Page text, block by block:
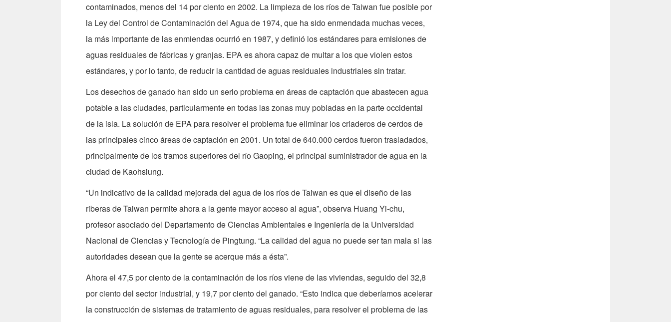
contaminados, menos del 14 por ciento en 2002. La limpieza de los ríos de Taiwan fue posible por
la Ley del Control de Contaminación del Agua de 1974, que ha sido enmendada muchas veces,
la más importante de las enmiendas ocurrió en 1987, y definió los estándares para emisiones de
aguas residuales de fábricas y granjas. EPA es ahora capaz de multar a los que violen estos
estándares, y por lo tanto, de reducir la cantidad de aguas residuales industriales sin tratar.
Los desechos de ganado han sido un serio problema en áreas de captación que abastecen agua
potable a las ciudades, particularmente en todas las zonas muy pobladas en la parte occidental
de la isla. La solución de EPA para resolver el problema fue eliminar los criaderos de cerdos de
las principales cinco áreas de captación en 2001. Un total de 640.000 cerdos fueron trasladados,
principalmente de los tramos superiores del río Gaoping, el principal suministrador de agua en la
ciudad de Kaohsiung.
“Un indicativo de la calidad mejorada del agua de los ríos de Taiwan es que el diseño de las
riberas de Taiwan permite ahora a la gente mayor acceso al agua”, observa Huang Yi-chu,
profesor asociado del Departamento de Ciencias Ambientales e Ingeniería de la Universidad
Nacional de Ciencias y Tecnología de Pingtung. “La calidad del agua no puede ser tan mala si las
autoridades desean que la gente se acerque más a ésta”.
Ahora el 47,5 por ciento de la contaminación de los ríos viene de las viviendas, seguido del 32,8
por ciento del sector industrial, y 19,7 por ciento del ganado. “Esto indica que deberíamos acelerar
la construcción de sistemas de tratamiento de aguas residuales, para resolver el problema de las